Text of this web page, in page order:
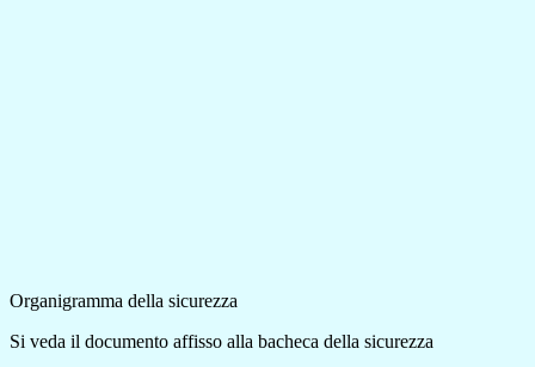
Organigramma della sicurezza
Si veda il documento affisso alla bacheca della sicurezza